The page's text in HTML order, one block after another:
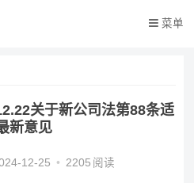
菜单
关于新公司法第88条适
新意见
12-25 • 2205 阅读